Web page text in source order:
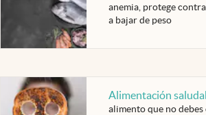
anemia, protege
a bajar de peso
Alimentación
alimento que no debes